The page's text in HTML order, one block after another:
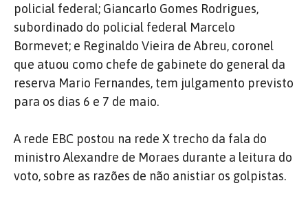
policial federal; Giancarlo Gomes Rodrigues,
subordinado do policial federal Marcelo
Bormevet; e Reginaldo Vieira de Abreu, coronel
que atuou como chefe de gabinete do general da
reserva Mario Fernandes, tem julgamento previsto
para os dias 6 e 7 de maio.
A rede EBC postou na rede X trecho da fala do
ministro Alexandre de Moraes durante a leitura do
voto, sobre as razões de não anistiar os golpistas.